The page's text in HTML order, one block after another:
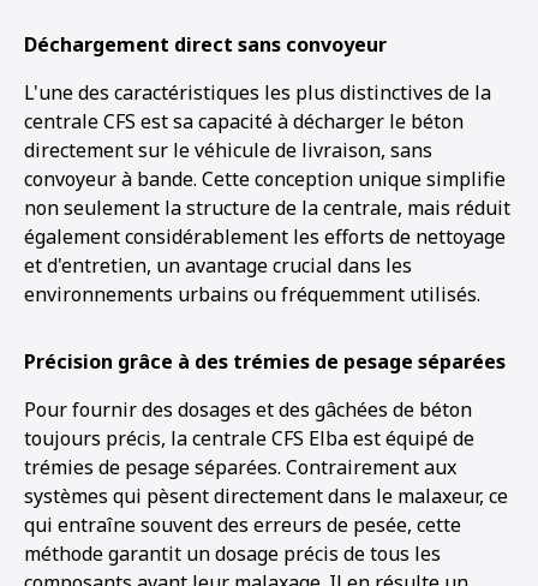
Déchargement direct sans convoyeur
L'une des caractéristiques les plus distinctives de la
centrale CFS est sa capacité à décharger le béton
directement sur le véhicule de livraison, sans
convoyeur à bande. Cette conception unique simplifie
non seulement la structure de la centrale, mais réduit
également considérablement les efforts de nettoyage
et d'entretien, un avantage crucial dans les
environnements urbains ou fréquemment utilisés.
Précision grâce à des trémies de pesage séparées
Pour fournir des dosages et des gâchées de béton
toujours précis, la centrale CFS Elba est équipé de
trémies de pesage séparées. Contrairement aux
systèmes qui pèsent directement dans le malaxeur, ce
qui entraîne souvent des erreurs de pesée, cette
méthode garantit un dosage précis de tous les